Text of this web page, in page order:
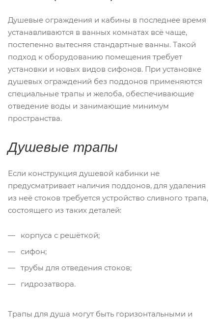
Душевые ограждения и кабины в последнее время
устанавливаются в ванных комнатах всё чаще,
постепенно вытесняя стандартные ванны. Такой
подход к оборудованию помещения требует
установки и новых видов сифонов. При установке
душевых ограждений без поддонов применяются
специальные трапы и желоба, обеспечивающие
отведение воды и занимающие минимум
пространства.
Душевые трапы
Если конструкция душевой кабинки не
предусматривает наличия поддонов, для удаления
из неё стоков требуется устройство сливного трапа,
состоящего из таких деталей:
корпуса с решёткой;
сифон;
трубы для отведения стоков;
гидрозатвора.
Трапы для душа могут быть горизонтальными и